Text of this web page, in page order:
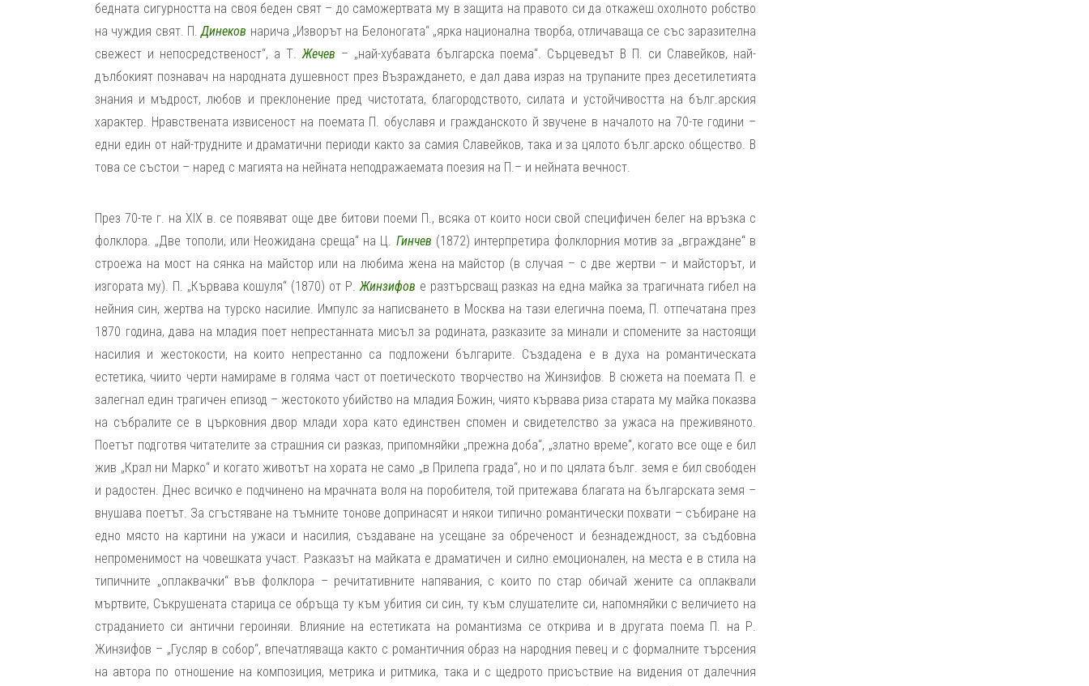
бедната сигурността на своя беден свят – до саможертвата му в защита на правото си да откажеш охолното робство
на чуждия свят. П.Динеков нарича „Изворът на Белоногата“ „ярка национална творба, отличаваща се със заразителна
свежест и непосредственост“, а Т.Жечев – „най-хубавата българска поема“. Сърцеведът В П. си Славейков, най-
дълбокият познавач на народната душевност през Възраждането, е дал дава израз на трупаните през десетилетията
знания и мъдрост, любов и преклонение пред чистотата, благородството, силата и устойчивостта на бълг.арския
характер. Нравствената извисеност на поемата П. обуславя и гражданското й звучене в началото на 70-те години –
едни един от най-трудните и драматични периоди както за самия Славейков, така и за цялото бълг.арско общество. В
това се състои – наред с магията на нейната неподражаемата поезия на П.– и нейната вечност.
През 70-те г. на XIX в. се появяват още две битови поеми П., всяка от които носи свой специфичен белег на връзка с
фолклора. „Две тополи, или Неожидана среща“ на Ц. Гинчев (1872) интерпретира фолклорния мотив за „вграждане“ в
строежа на мост на сянка на майстор или на любима жена на майстор (в случая – с две жертви – и майсторът, и
изгората му). П. „Кървава кошуля“ (1870) от Р.Жинзифов е разтърсващ разказ на една майка за трагичната гибел на
нейния син, жертва на турско насилие. Импулс за написването в Москва на тази елегична поема, П. отпечатана през
1870 година, дава на младия поет непрестанната мисъл за родината, разказите за минали и спомените за настоящи
насилия и жестокости, на които непрестанно са подложени българите. Създадена е в духа на романтическата
естетика, чиито черти намираме в голяма част от поетическото творчество на Жинзифов. В сюжета на поемата П. е
залегнал един трагичен епизод – жестокото убийство на младия Божин, чиято кървава риза старата му майка показва
на събралите се в църковния двор млади хора като единствен спомен и свидетелство за ужаса на преживяното.
Поетът подготвя читателите за страшния си разказ, припомняйки „прежна доба“, „златно време“, когато все още е бил
жив „Крал ни Марко“ и когато животът на хората не само „в Прилепа града“, но и по цялата бълг. земя е бил свободен
и радостен. Днес всичко е подчинено на мрачната воля на поробителя, той притежава благата на българската земя –
внушава поетът. За сгъстяване на тъмните тонове допринасят и някои типично романтически похвати – събиране на
едно място на картини на ужаси и насилия, създаване на усещане за обреченост и безнадеждност, за съдбовна
непроменимост на човешката участ. Разказът на майката е драматичен и силно емоционален, на места е в стила на
типичните „оплаквачки“ във фолклора – речитативните напявания, с които по стар обичай жените са оплаквали
мъртвите, Съкрушената старица се обръща ту към убития си син, ту към слушателите си, напомняйки с величието на
страданието си антични героиняи. Влияние на естетиката на романтизма се открива и в другата поема П. на Р.
Жинзифов – „Гусляр в собор“, впечатляваща както с романтичния образ на народния певец и с формалните търсения
на автора по отношение на композиция, метрика и ритмика, така и с щедрото присъствие на видения от далечния